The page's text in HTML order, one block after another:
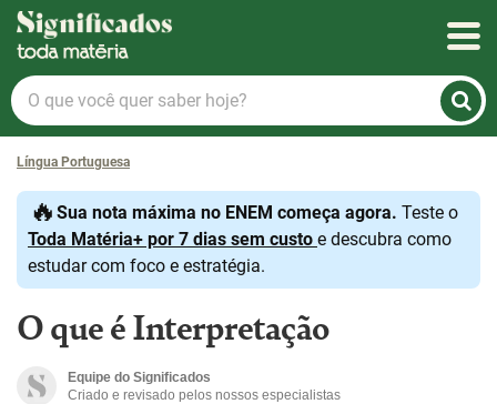
Significados
O
que
você
quer
saber
hoje?
Língua Portuguesa
🔥Sua nota máxima no ENEM começa agora. Teste o
Toda Matéria+ por 7 dias sem custo e descubra como
estudar com foco e estratégia.
O que é Interpretação
Equipe do Significados
Criado e revisado pelos nossos especialistas